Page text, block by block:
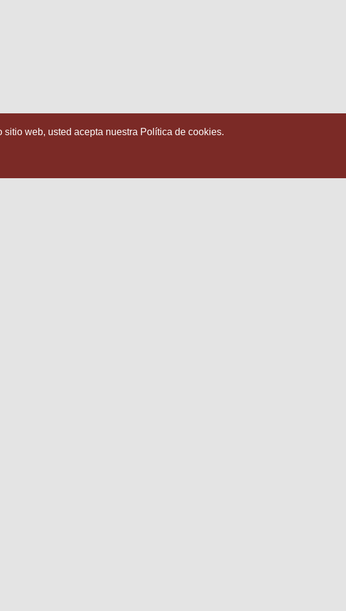
web, usted acepta nuestra Política de cookies.